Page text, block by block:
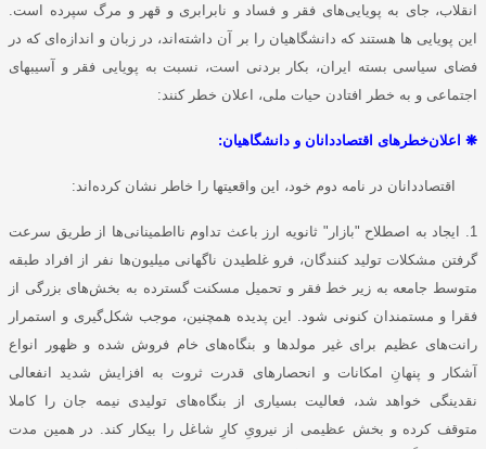
انقلاب، جای به پویایی‌های فقر و فساد و نابرابری و قهر و مرگ سپرده‌ است.
این پویایی ها هستند که دانشگاهیان را بر آن داشته‌اند، در زبان و اندازه‌ای که در
فضای سیاسی بسته ایران، بکار بردنی است، نسبت به پویایی فقر و آسیبهای
اجتماعی و به خطر افتادن حیات ملی‌، اعلان خطر کنند:
❋ اعلان‌خطرهای اقتصاددانان و دانشگاهیان:
اقتصاددانان در نامه دوم خود، این واقعیتها را خاطر نشان کرده‌اند:
1. ایجاد به اصطلاح "بازار" ثانویه ارز باعث تداوم نااطمینانی‌ها از طریق سرعت
گرفتن مشکلات تولید کنندگان، فرو غلطیدن ناگهانی میلیون‌ها نفر از افراد طبقه
متوسط جامعه به زیر خط فقر و تحمیل مسکنت گسترده به بخش‌های بزرگی از
فقرا و مستمندان کنونی شود. این پدیده همچنین، موجب شکل‌گیری و استمرار
رانت‌های عظیم برای غیر مولد‌ها و بنگاه‌های خام فروش شده و ظهور انواع
آشکار و پنهانِ امکانات و انحصار‌های قدرت‌ ثروت به افزایش شدید انفعالی
نقدینگی خواهد شد، فعالیت بسیاری از بنگاه‌های تولیدی نیمه جان را کاملا
متوقف کرده و بخش عظیمی از نیرویِ کارِ شاغل را بیکار کند. در همین مدت